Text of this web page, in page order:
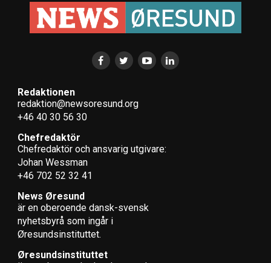
Redaktionen
redaktion@newsoresund.org
+46 40 30 56 30
Chefredaktör
Chefredaktör och ansvarig utgivare:
Johan Wessman
+46 702 52 32 41
News Øresund
är en oberoende dansk-svensk
nyhets­byrå som ingår i
Øresundsinstituttet.
Øresundsinstituttet